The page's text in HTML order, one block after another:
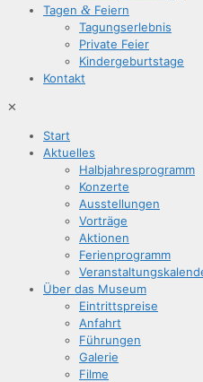
Tagen & Feiern
Tagungs­er­leb­nis
Pri­va­te Feier
Kin­der­ge­burts­ta­ge
Kon­takt
✕
Start
Aktu­el­les
Halb­jah­res­pro­gramm
Kon­zer­te
Aus­stel­lun­gen
Vor­trä­ge
Aktio­nen
Feri­en­pro­gramm
Über das Museum
Ein­tritts­prei­se
Anfahrt
Füh­run­gen
Gale­rie
Fil­me